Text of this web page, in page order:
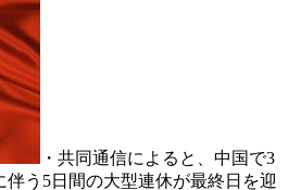
・共同通信によると、中国で3
伴う5日間の大型連休が最終日を迎